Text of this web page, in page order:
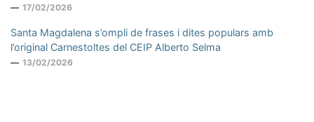
17/02/2026
Santa Magdalena s’ompli de frases i dites populars amb
l’original Carnestoltes del CEIP Alberto Selma
13/02/2026